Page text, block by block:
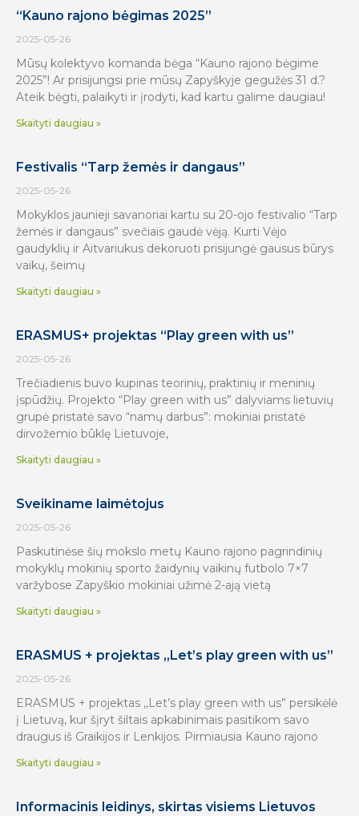
“Kauno rajono bėgimas 2025”
2025-05-26
Mūsų kolektyvo komanda bėga “Kauno rajono bėgime
2025”! Ar prisijungsi prie mūsų Zapyškyje gegužės 31 d.?
Ateik bėgti, palaikyti ir įrodyti, kad kartu galime daugiau!
Skaityti daugiau »
Festivalis “Tarp žemės ir dangaus”
2025-05-26
Mokyklos jaunieji savanoriai kartu su 20-ojo festivalio “Tarp
žemės ir dangaus” svečiais gaudė vėją. Kurti Vėjo
gaudyklių ir Aitvariukus dekoruoti prisijungė gausus būrys
vaikų, šeimų
Skaityti daugiau »
ERASMUS+ projektas “Play green with us”
2025-05-26
Trečiadienis buvo kupinas teorinių, praktinių ir meninių
įspūdžių. Projekto “Play green with us” dalyviams lietuvių
grupė pristatė savo “namų darbus”: mokiniai pristatė
dirvožemio būklę Lietuvoje,
Skaityti daugiau »
Sveikiname laimėtojus
2025-05-26
Paskutinėse šių mokslo metų Kauno rajono pagrindinių
mokyklų mokinių sporto žaidynių vaikinų futbolo 7×7
varžybose Zapyškio mokiniai užimė 2-ają vietą
Skaityti daugiau »
ERASMUS + projektas ,,Let’s play green with us”
2025-05-26
ERASMUS + projektas ,,Let’s play green with us” persikėlė
į Lietuvą, kur šįryt šiltais apkabinimais pasitikom savo
draugus iš Graikijos ir Lenkijos. Pirmiausia Kauno rajono
Skaityti daugiau »
Informacinis leidinys, skirtas visiems Lietuvos